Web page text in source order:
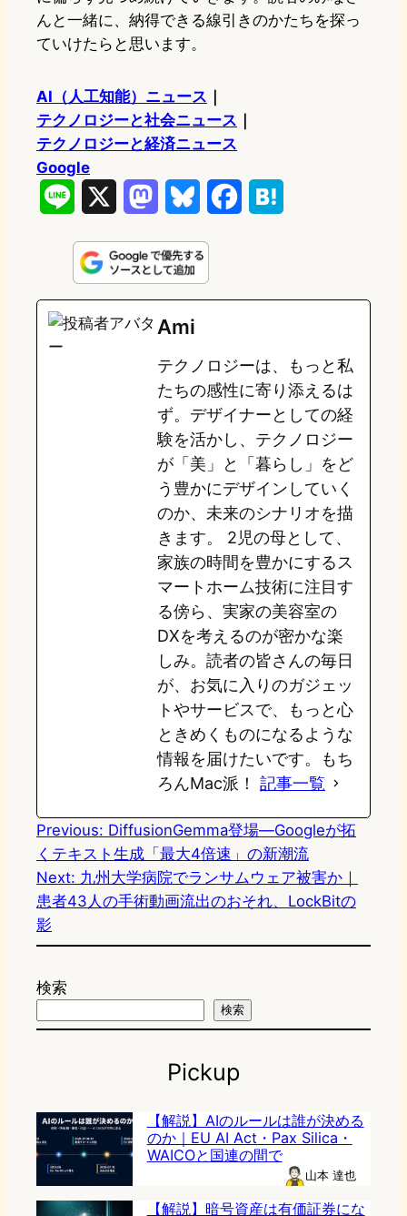
んと一緒に、納得できる線引きのかたちを探っ
ていけたらと思います。
AI（人工知能）ニュース
テクノロジーと社会ニュース
テクノロジーと経済ニュース
Google
n
e
s
t
o
d
o
n
u
e
k
y
e
o
o
e
a
Ami
テクノロジーは、もっと私
たちの感性に寄り添えるは
ず。デザイナーとしての経
験を活かし、テクノロジー
が「美」と「暮らし」をど
う豊かにデザインしていく
のか、未来のシナリオを描
きます。 2児の母として、
家族の時間を豊かにするス
マートホーム技術に注目す
る傍ら、実家の美容室の
DXを考えるのが密かな楽
しみ。読者の皆さんの毎日
が、お気に入りのガジェッ
トやサービスで、もっと心
ときめくものになるような
情報を届けたいです。もち
ろんMac派！ 記事一覧
Previous: DiffusionGemma登場—Googleが拓
くテキスト生成「最大4倍速」の新潮流
Next: 九州大学病院でランサムウェア被害か｜
患者43人の手術動画流出のおそれ、LockBitの
影
検索
検索
Pickup
【解説】AIのルールは誰が決める
のか｜EU AI Act・Pax Silica・
WAICOと国連の間で
山本 達也
【解説】暗号資産は有価証券にな